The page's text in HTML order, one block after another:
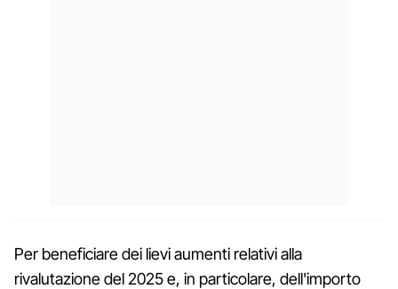
Per beneficiare dei lievi aumenti relativi alla
rivalutazione del 2025 e, in particolare, dell'importo